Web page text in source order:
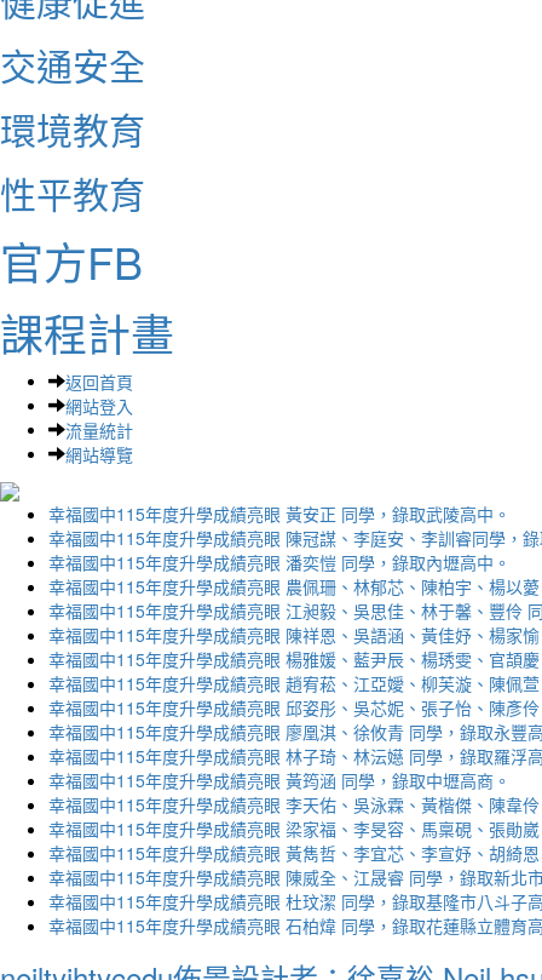
交通安全
環境教育
性平教育
官方FB
課程計畫
返回首頁
網站登入
流量統計
網站導覽
幸福國中115年度升學成績亮眼 黃安正 同學，錄取武陵高中。
幸福國中115年度升學成績亮眼 陳冠謀、李庭安、李訓睿同學，
幸福國中115年度升學成績亮眼 潘奕愷 同學，錄取內壢高中。
幸福國中115年度升學成績亮眼 農佩珊、林郁芯、陳柏宇、楊以
幸福國中115年度升學成績亮眼 江昶毅、吳思佳、林于馨、豐伶
幸福國中115年度升學成績亮眼 陳祥恩、吳語涵、黃佳妤、楊家
幸福國中115年度升學成績亮眼 楊雅媛、藍尹辰、楊琇雯、官頡
幸福國中115年度升學成績亮眼 趙宥菘、江亞嬡、柳芙漩、陳佩
幸福國中115年度升學成績亮眼 邱姿彤、吳芯妮、張子怡、陳彥
幸福國中115年度升學成績亮眼 廖凰淇、徐攸青 同學，錄取永豐
幸福國中115年度升學成績亮眼 林子琦、林沄嬨 同學，錄取羅浮
幸福國中115年度升學成績亮眼 黃筠涵 同學，錄取中壢高商。
幸福國中115年度升學成績亮眼 李天佑、吳泳霖、黃楷傑、陳韋
幸福國中115年度升學成績亮眼 梁家福、李旻容、馬稟硯、張勛
幸福國中115年度升學成績亮眼 黃雋哲、李宜芯、李宣妤、胡綺
幸福國中115年度升學成績亮眼 陳威全、江晟睿 同學，錄取新北
幸福國中115年度升學成績亮眼 杜玟潔 同學，錄取基隆市八斗子
幸福國中115年度升學成績亮眼 石柏煒 同學，錄取花蓮縣立體育